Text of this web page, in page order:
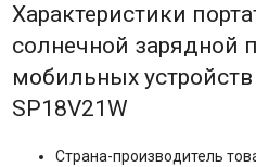
Характеристики
солнечной зарядной
мобильных устройств
SP18V21W
Страна-производитель